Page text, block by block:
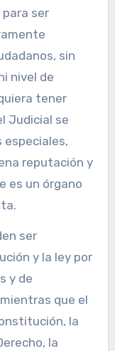
ser
sin
nivel de
tener
Judicial se
especiales,
reputación y
es un órgano
ser
y la ley por
y de
que el
la
la